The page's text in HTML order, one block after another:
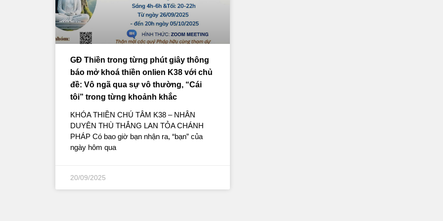
GĐ Thiền trong từng phút giây thông
báo mở khoá thiền onlien K38 với chủ
đề: Vô ngã qua sự vô thường, “Cái
tôi” trong từng khoảnh khắc
KHÓA THIỀN CHÚ TÂM K38 – NHÂN
DUYÊN THÙ THẮNG LAN TỎA CHÁNH
PHÁP Có bao giờ bạn nhận ra, “bạn” của
ngày hôm qua
20/09/2025